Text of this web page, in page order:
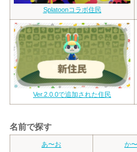
Splatoonコラボ住民
Ver.2.0.0で追加された住民
名前で探す
あ〜お か